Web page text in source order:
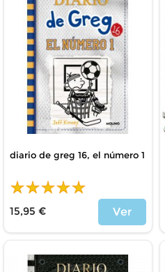
diario de greg 16, el número 1
15,95 €
Ver